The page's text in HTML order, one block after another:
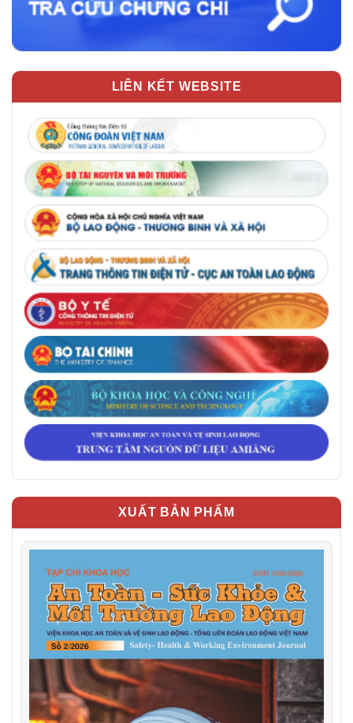
LIÊN KẾT WEBSITE
XUẤT BẢN PHẨM